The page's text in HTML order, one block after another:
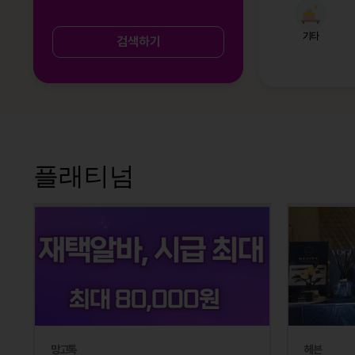
검색하기 기타
플래티넘
망고톡 헤븐